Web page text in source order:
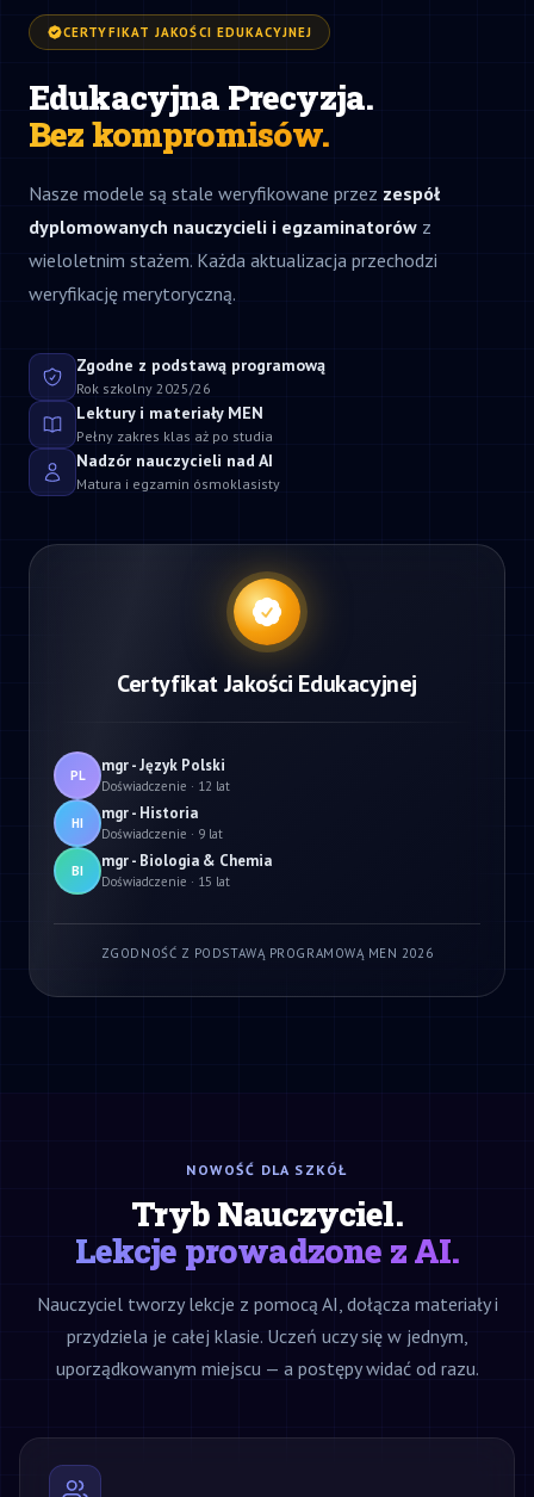
CERTYFIKAT JAKOŚCI EDUKACYJNEJ
Edukacyjna Precyzja.
Bez kompromisów.
Nasze modele są stale weryfikowane przez zespół
dyplomowanych nauczycieli i egzaminatorów z
wieloletnim stażem. Każda aktualizacja przechodzi
weryfikację merytoryczną.
Zgodne z podstawą programową
Rok szkolny 2025/26
Lektury i materiały MEN
Pełny zakres klas aż po studia
Nadzór nauczycieli nad AI
Matura i egzamin ósmoklasisty
Certyfikat Jakości Edukacyjnej
PL mgr - Język Polski
Doświadczenie · 12 lat
HI mgr - Historia
Doświadczenie · 9 lat
BI mgr - Biologia & Chemia
Doświadczenie · 15 lat
ZGODNOŚĆ Z PODSTAWĄ PROGRAMOWĄ MEN 2026
NOWOŚĆ DLA SZKÓŁ
Tryb Nauczyciel.
Lekcje prowadzone z AI.
Nauczyciel tworzy lekcje z pomocą AI, dołącza materiały i
przydziela je całej klasie. Uczeń uczy się w jednym,
uporządkowanym miejscu — a postępy widać od razu.